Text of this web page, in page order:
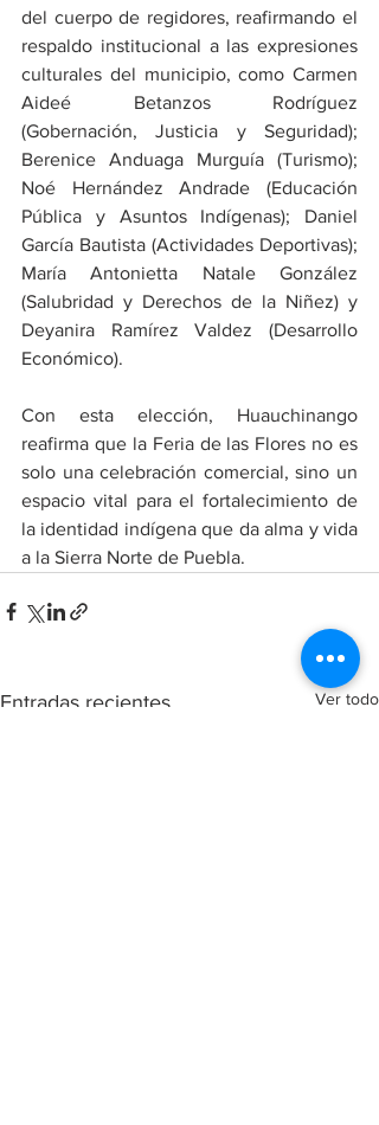
del cuerpo de regidores, reafirmando el
respaldo institucional a las expresiones
culturales del municipio, como Carmen
Aideé Betanzos Rodríguez
(Gobernación, Justicia y Seguridad);
Berenice Anduaga Murguía (Turismo);
Noé Hernández Andrade (Educación
Pública y Asuntos Indígenas); Daniel
García Bautista (Actividades Deportivas);
María Antonietta Natale González
(Salubridad y Derechos de la Niñez) y
Deyanira Ramírez Valdez (Desarrollo
Económico).
Con esta elección, Huauchinango
reafirma que la Feria de las Flores no es
solo una celebración comercial, sino un
espacio vital para el fortalecimiento de
la identidad indígena que da alma y vida
a la Sierra Norte de Puebla.
Entradas recientes Ver todo